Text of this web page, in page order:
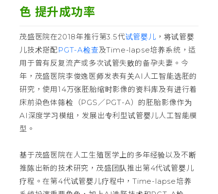
色 提升成功率
茂盛医院在2018年推行第3.5代试管婴儿 ，将试管婴
儿技术搭配PGT-A检查及Time-lapse培养系统，适
用于曾有反复流产或多次试管失败的备孕夫妻。今
年，茂盛医院李俊逸医师发表有关AI人工智能选胚的
研究，使用14万张胚胎缩时影像的资料库及有进行着
床前染色体筛检（PGS／PGT-A）的胚胎影像作为
AI深度学习模组，发展出专利型试管婴儿人工智能模
型。
基于茂盛医院在人工生殖医学上的多年经验以及不断
推陈出新的技术研究，茂盛团队推出第4代试管婴儿
疗程。在第4代试管婴儿疗程中，Time-lapse培养